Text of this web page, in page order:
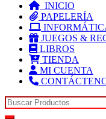
INICIO
PAPELERÍA
JUEGOS &
LIBROS
TIENDA
MI CUENTA
Search for: